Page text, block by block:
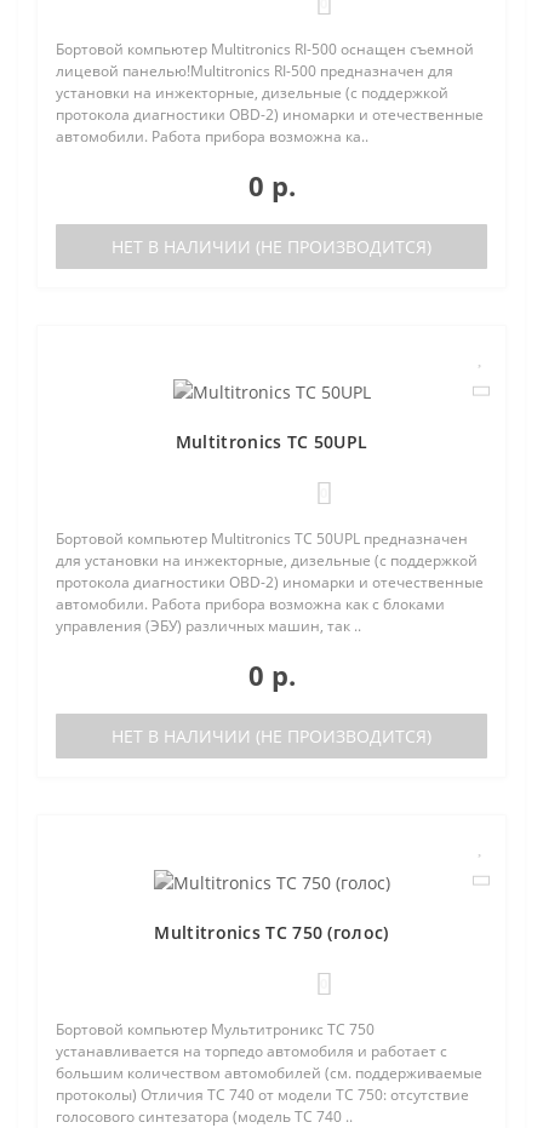
Бортовой компьютер Multitronics RI-500 оснащен съемной
лицевой панелью!Multitronics RI-500 предназначен для
установки на инжекторные, дизельные (с поддержкой
протокола диагностики OBD-2) иномарки и отечественные
автомобили. Работа прибора возможна ка..
0 р.
НЕТ В НАЛИЧИИ (НЕ ПРОИЗВОДИТСЯ)
Multitronics TC 50UPL
Бортовой компьютер Multitronics TC 50UPL предназначен
для установки на инжекторные, дизельные (с поддержкой
протокола диагностики OBD-2) иномарки и отечественные
автомобили. Работа прибора возможна как с блоками
управления (ЭБУ) различных машин, так ..
0 р.
НЕТ В НАЛИЧИИ (НЕ ПРОИЗВОДИТСЯ)
Multitronics TC 750 (голос)
Бортовой компьютер Мультитроникс TC 750
устанавливается на торпедо автомобиля и работает с
большим количеством автомобилей (см. поддерживаемые
протоколы) Отличия TC 740 от модели TC 750: отсутствие
голосового синтезатора (модель TC 740 ..